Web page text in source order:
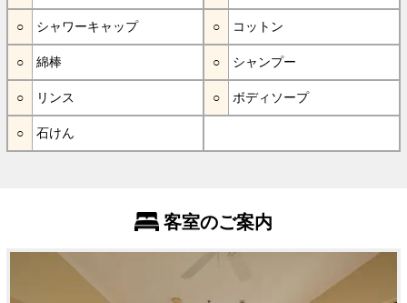
シャワーキャップ コットン
綿棒 シャンプー
リンス ボディソープ
石けん
客室のご案内